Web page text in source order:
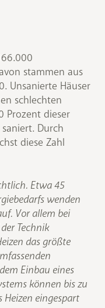
stammen aus
Unsanierte Häuser
schlechten
Prozent dieser
Durch
diese Zahl
Etwa 45
wenden
Vor allem bei
Technik
das größte
Einbau eines
können bis zu
Heizen eingespart